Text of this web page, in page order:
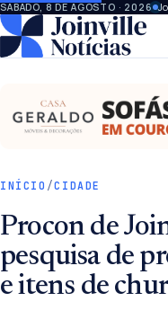
SÁBADO, 8 DE AGOSTO · 2026
INÍCIO /CIDADE
Procon de
pesquisa de
e itens de